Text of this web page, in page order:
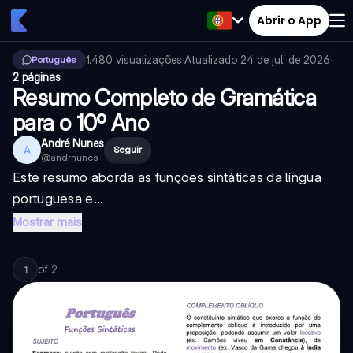
Abrir o App
Português 1.480 visualizações·Atualizado 24 de jul. de 2026·
2 páginas
Resumo Completo de Gramática
para o 10º Ano
A André Nunes
@andrnunes
Seguir
Este resumo aborda as funções sintáticas da língua
portuguesa e...
Mostrar mais
1 of 2